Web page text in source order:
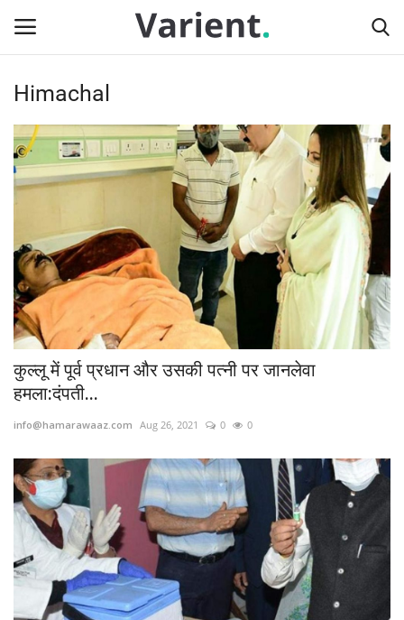
Login
Home
Contact
देश
राज्य
दुनिया
टेक न्यूज
मनोरंजन
लाइफस्टाइल
वीडियो
Himachal
कुल्लू में पूर्व प्रधान और उसकी पत्नी पर जानलेवा
हमला:दंपती...
info@hamarawaaz.com Aug 26, 2021 0 0